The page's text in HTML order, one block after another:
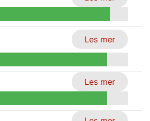
Les mer
Les mer